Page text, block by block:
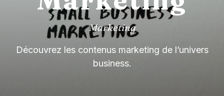
Marketing
Découvrez les contenus marketing de l’univers
business.